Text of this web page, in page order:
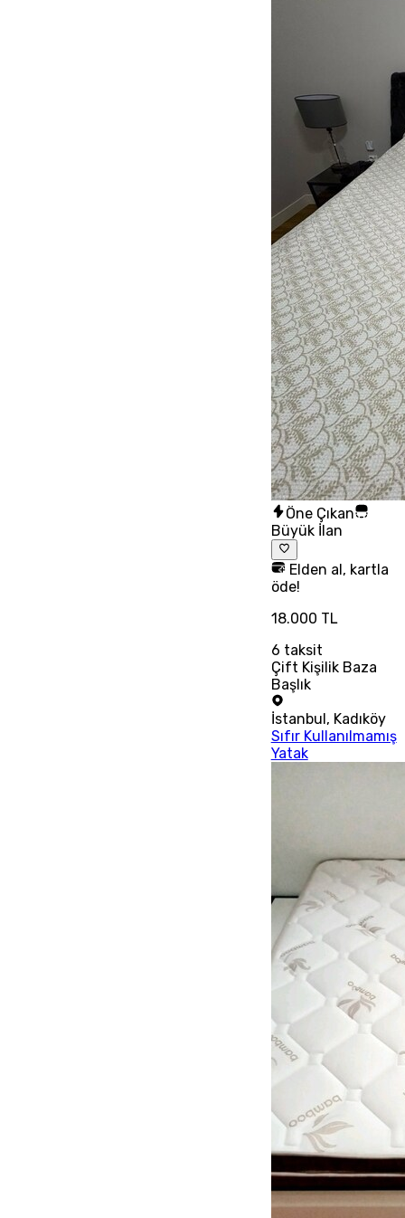
Öne Çıkan
Büyük İlan
Elden al, kartla
öde!
18.000 TL
6 taksit
Çift Kişilik Baza
Başlık
İstanbul, Kadıköy
Sıfır Kullanılmamış
Yatak